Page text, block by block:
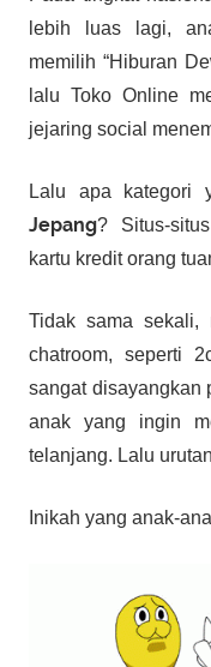
lebih luas lagi,
memilih “Hiburan
lalu Toko Online
jejaring social
Lalu apa kategori
Jepang? Situs-situs
kartu kredit orang
Tidak sama sekali,
chatroom, seperti
sangat disayangkan
anak yang ingin
telanjang. Lalu
Inikah yang anak-